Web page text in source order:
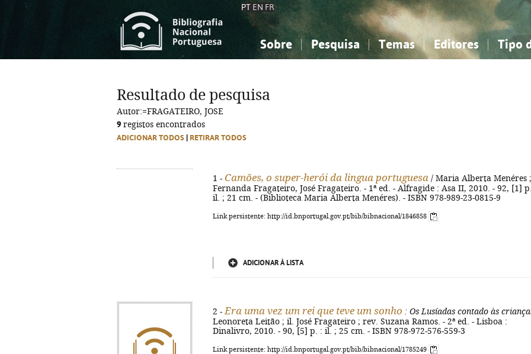
PT EN FR
Sobre Pesquisa Temas
Ciências sociais...
Editores Tipo
Ciências sociais...
Resultado de pesquisa
Autor:=FRAGATEIRO, JOSE
9 registos encontrados
ADICIONAR TODOS RETIRAR TODOS
1 - Camões, o super-herói da lingua portuguesa / Maria Alberta Menéres ;
Fernanda Fragateiro, José Fragateiro. - 1ª ed. - Alfragide : Asa II, 2010. - 92, [1]
il. ; 21 cm. - (Biblioteca Maria Alberta Menéres). - ISBN 978-989-23-0815-9
Link persistente: http://id.bnportugal.gov.pt/bib/bibnacional/1846858
ADICIONAR À LISTA
2 - Era uma vez um rei que teve um sonho : Os Lusíadas contado às
Leonoreta Leitão ; il. José Fragateiro ; rev. Suzana Ramos. - 2ª ed. - Lisboa :
Dinalivro, 2010. - 90, [5] p. : il. ; 25 cm. - ISBN 978-972-576-559-3
Link persistente: http://id.bnportugal.gov.pt/bib/bibnacional/1785249